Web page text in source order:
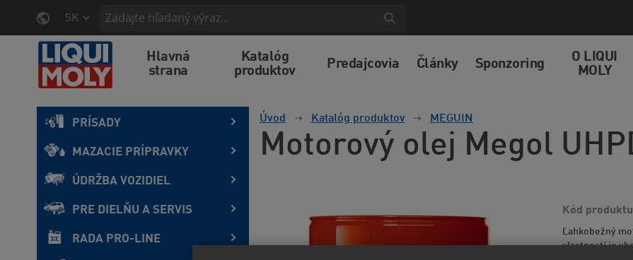
SK
Hlavná
strana
Katalóg
produktov
Predajcovia Články Sponzoring
O LIQUI
MOLY
PRÍSADY
MAZACIE PRÍPRAVKY
ÚDRŽBA VOZIDIEL
PRE DIELŇU A SERVIS
RADA PRO-LINE
Úvod Katalóg produktov MEGUIN
Motorový olej Megol
Kód produktu
Ľahkobežný
vlastností je